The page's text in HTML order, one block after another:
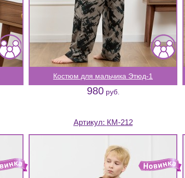
Костюм для мальчика Этюд-1
980руб.
Артикул: КМ-212